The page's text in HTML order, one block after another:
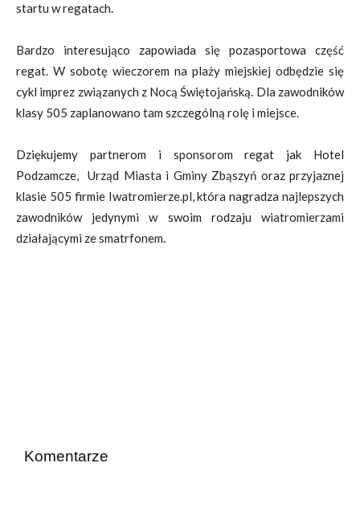
startu w regatach.
Bardzo interesująco zapowiada się pozasportowa część
regat. W sobotę wieczorem na plaży miejskiej odbędzie się
cykl imprez związanych z Nocą Świętojańską. Dla zawodników
klasy 505 zaplanowano tam szczególną rolę i miejsce.
Dziękujemy partnerom i sponsorom regat jak Hotel
Podzamcze, Urząd Miasta i Gminy Zbąszyń oraz przyjaznej
klasie 505 firmie Iwatromierze.pl, która nagradza najlepszych
zawodników jedynymi w swoim rodzaju wiatromierzami
działającymi ze smatrfonem.
Komentarze